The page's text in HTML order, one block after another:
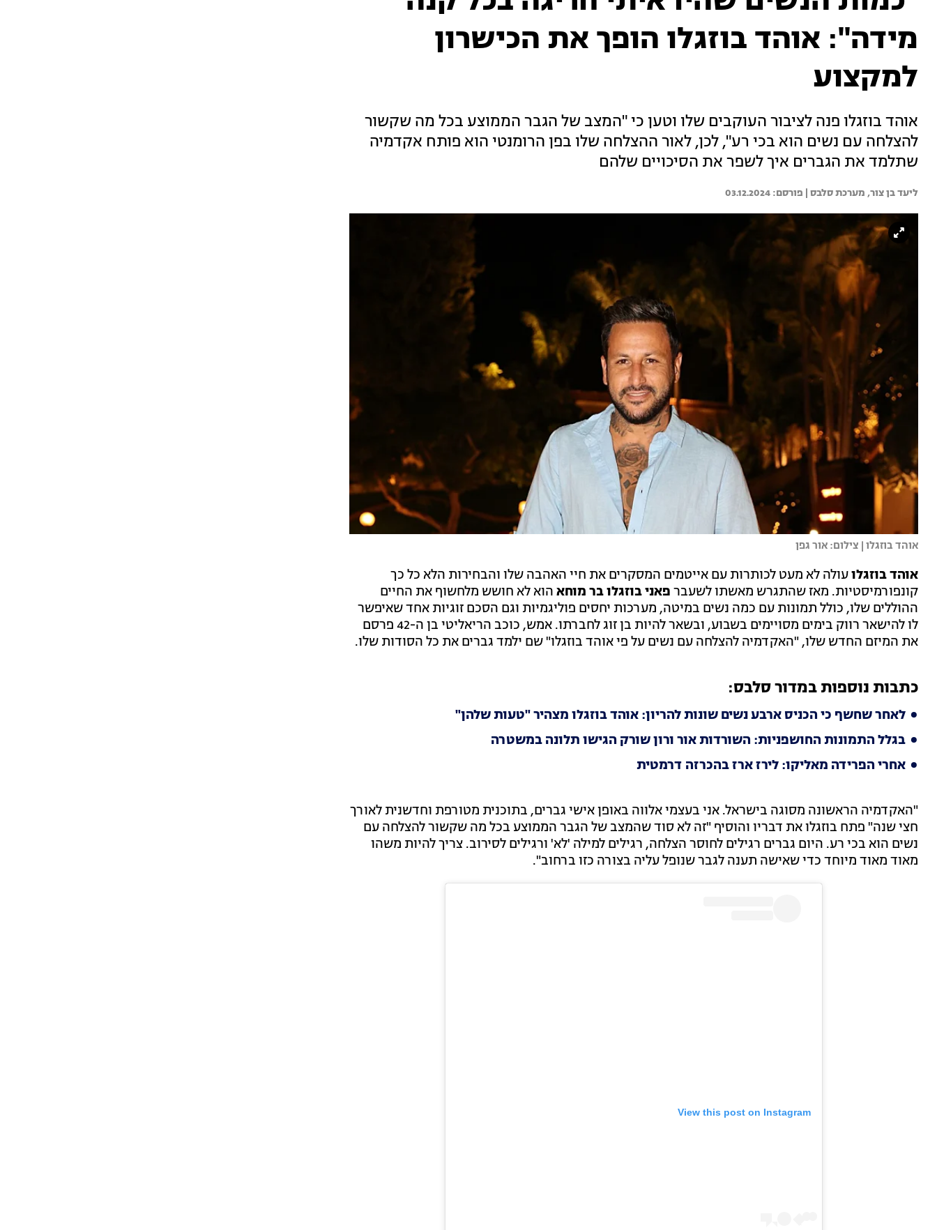
מידה": אוהד בוזגלו הופך את הכישרון
למקצוע
אוהד בוזגלו פנה לציבור העוקבים שלו וטען כי "המצב של הגבר הממוצע בכל מה שקשור
להצלחה עם נשים הוא בכי רע", לכן, לאור ההצלחה שלו בפן הרומנטי הוא פותח אקדמיה
שתלמד את הגברים איך לשפר את הסיכויים שלהם
ליעד בן צור, מערכת סלבס | 03.12.2024
אוהד בוזגלו | צילום: אור גפן
אוהד בוזגלועולה לא מעט לכותרות עם אייטמים המסקרים את חיי האהבה שלו והבחירות הלא כל כך
קונפורמיסטיות. מאז שהתגרש מאשתו לשעבר פאני בוזגלו בר מוחא הוא לא חושש מלחשוף את החיים
ההוללים שלו, כולל תמונות עם כמה נשים במיטה, מערכות יחסים פוליגמיות וגם הסכם זוגיות אחד שאיפשר
לו להישאר רווק בימים מסויימים בשבוע, ובשאר להיות בן זוג לחברתו. אמש, כוכב הריאליטי בן ה-42 פרסם
את המיזם החדש שלו, "האקדמיה להצלחה עם נשים על פי אוהד בוזגלו" שם ילמד גברים את כל הסודות שלו.
כתבות נוספות במדור סלבס:
לאחר שחשף כי הכניס ארבע נשים שונות להריון: אוהד בוזגלו מצהיר "טעות שלהן"
בגלל התמונות החושפניות: השורדות אור ורון שורק הגישו תלונה במשטרה
אחרי הפרידה מאליקו: לירז ארז בהכרזה דרמטית
"האקדמיה הראשונה מסוגה בישראל. אני בעצמי אלווה באופן אישי גברים, בתוכנית מטורפת וחדשנית לאורך
חצי שנה" פתח בוזגלו את דבריו והוסיף "זה לא סוד שהמצב של הגבר הממוצע בכל מה שקשור להצלחה עם
נשים הוא בכי רע. היום גברים רגילים לחוסר הצלחה, רגילים למילה 'לא' ורגילים לסירוב. צריך להיות משהו
מאוד מאוד מיוחד כדי שאישה תענה לגבר שנופל עליה בצורה כזו ברחוב".
View this post on Instagram